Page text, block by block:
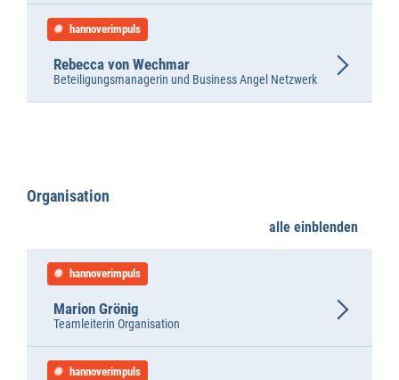
hannoverimpuls
Beteiligungsmanagerin und Business Angel Netzwerk
Rebecca von Wechmar
Organisation
alle einblenden
hannoverimpuls
Teamleiterin Organisation
Marion Grönig
hannoverimpuls